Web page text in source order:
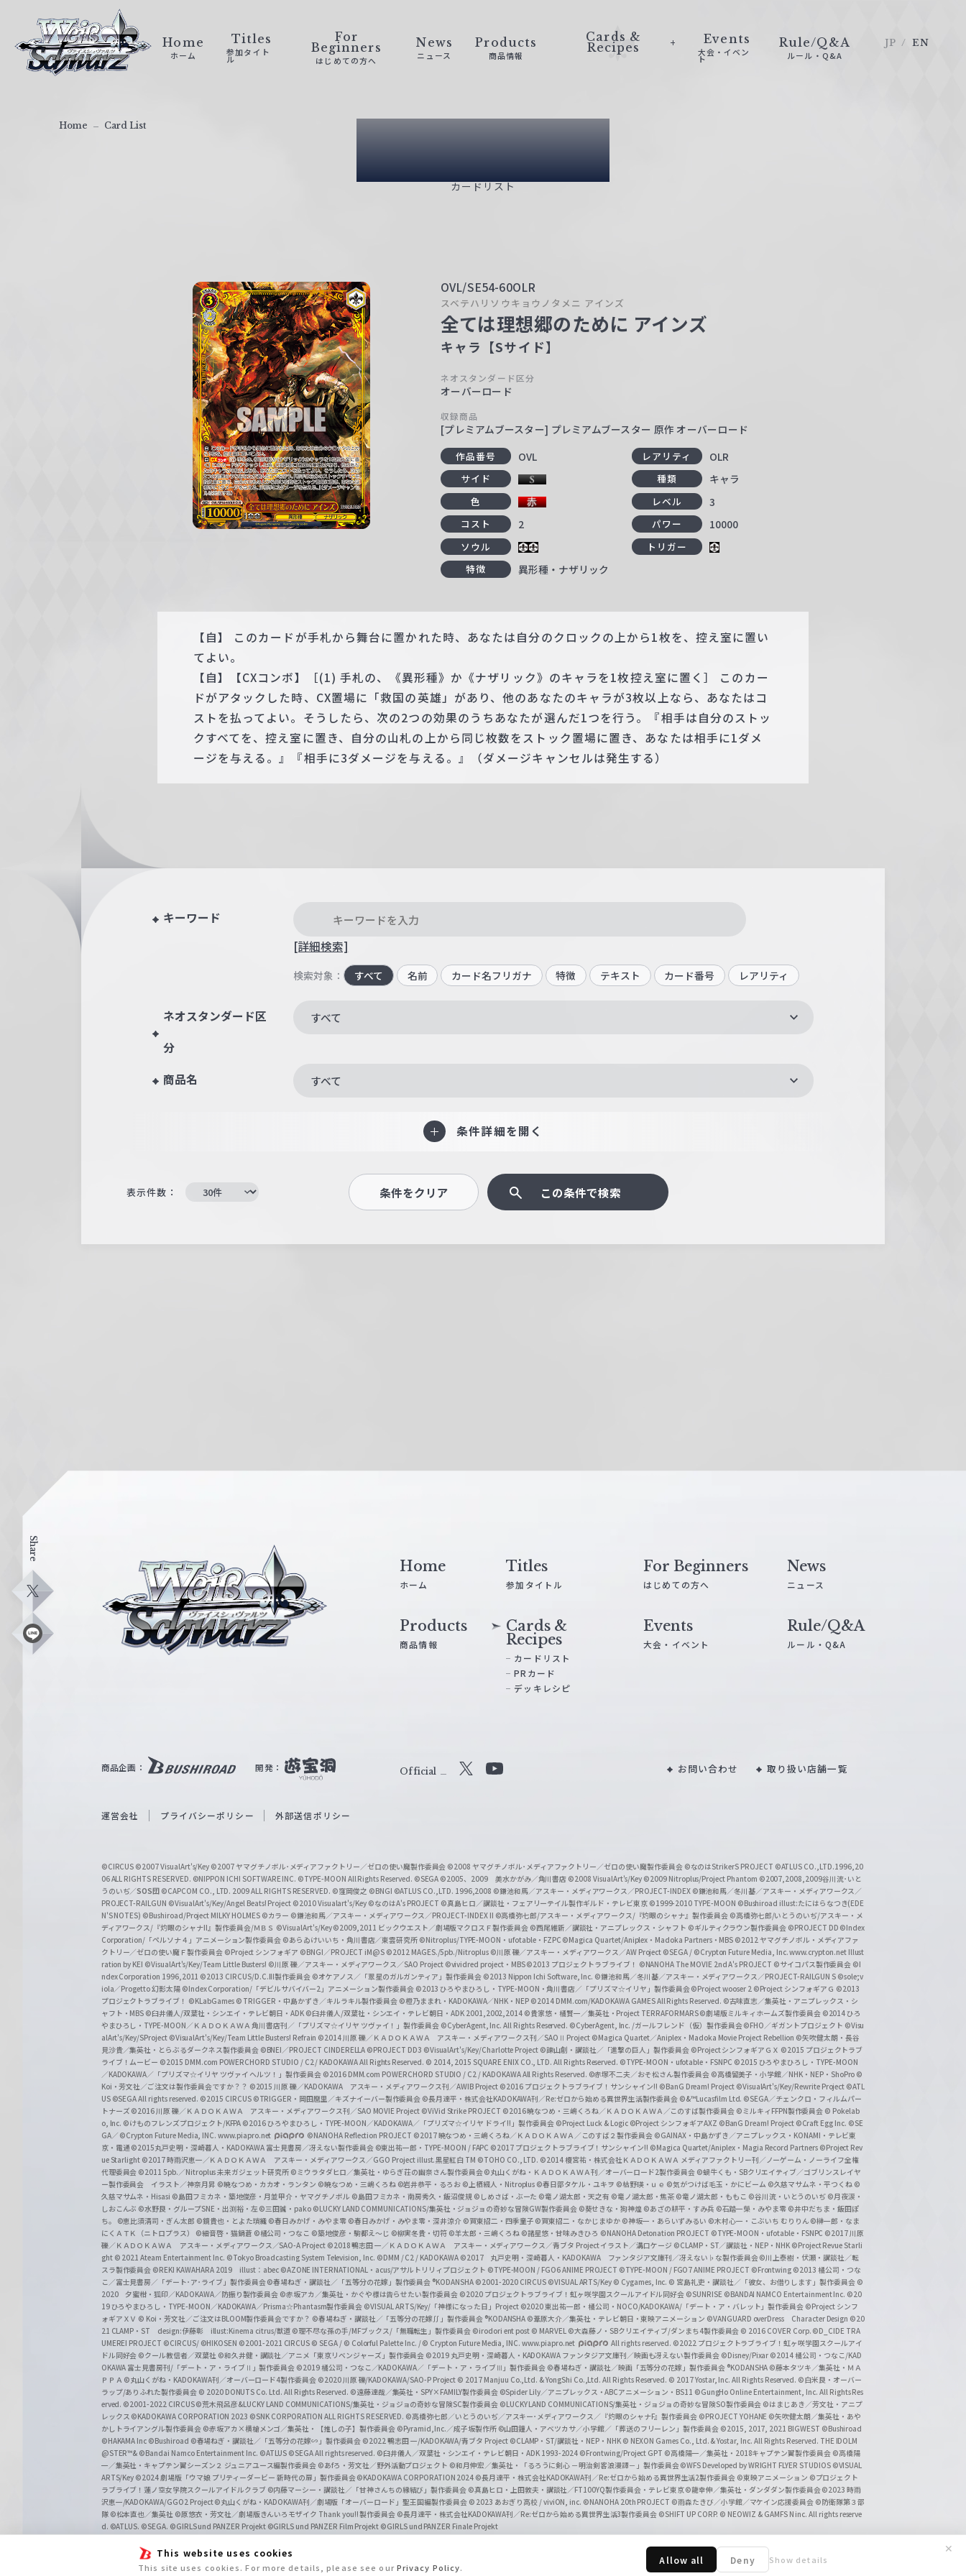
This website uses cookies
This site uses cookies. For more details, please see ourPrivacy Policy.
Allow all Deny Show details
✕
ァ
Home
ホーム
Titles
参加タイト
ル
For
Beginners
はじめての方へ
News
ニュース
Products
商品情報
Cards &
Recipes
Events
大会・イベン
ト
Rule/Q&A
ルール・Q&A
JP EN
Card List
カードリスト
Home Card List
OVL/SE54-60OLR
スベテハリソウキョウノタメニ アインズ
全ては理想郷のために アインズ
キャラ【Sサイド】
ネオスタンダード区分
オーバーロード
収録商品
[プレミアムブースター] プレミアムブースター 原作 オーバーロード
作品番号 OVL レアリティ OLR
サイド 種類 キャラ
色 レベル 3
コスト 2 パワー 10000
ソウル
トリガー
特徴
異形種・ナザリック
【自】 このカードが手札から舞台に置かれた時、あなたは自分のクロックの上から1枚を、控え室に置い
てよい。
【自】【CXコンボ】［(1) 手札の、《異形種》か《ナザリック》のキャラを1枚控え室に置く］ このカー
ドがアタックした時、CX置場に「救国の英雄」があり、他のあなたのキャラが3枚以上なら、あなたはコ
ストを払ってよい。そうしたら、次の2つの効果のうちあなたが選んだ1つを行う。『相手は自分のストッ
クすべてを、控え室に置き、自分の山札の上から同じ枚数をストック置場に置き、あなたは相手に1ダメ
ージを与える。』『相手に3ダメージを与える。』（ダメージキャンセルは発生する）
キーワード
[詳細検索]
検索対象： すべて 名前 カード名フリガナ 特徴 テキスト カード番号 レアリティ
ネオスタンダード区
分
すべて
商品名 すべて
条件詳細を開く
表示件数： 条件をクリア この条件で検索
Share
X
L
ス
W
i
c
h
w
a
r
z
Home
ホーム
Titles
参加タイトル
For Beginners
はじめての方へ
News
ニュース
Products
商品情報
Cards &
Recipes
カードリスト
PRカード
デッキレシピ
Events
大会・イベント
Rule/Q&A
ルール・Q&A
商品企画： 開発： Official
b
e
O
f
f
i
c
i
a
l
C
h
a
n
n
e
l
お問い合わせ 取り扱い店舗一覧
運営会社 プライバシーポリシー 外部送信ポリシー
©CIRCUS ©2007 VisualArt's/Key ©2007 ヤマグチノボル･メディアファクトリー／ゼロの使い魔製作委員会 ©2008 ヤマグチノボル･メディアファクトリー／ゼロの使い魔製作委員会 ©なのはStrikerS PROJECT ©ATLUS CO.,LTD.1996,20
06 ALL RIGHTS RESERVED. ©NIPPON ICHI SOFTWARE INC. ©TYPE-MOON All Rights Reserved. ©SEGA ©2005、2009 美水かがみ／角川書店 ©2008 VisualArt's/Key ©2009 Nitroplus/Project Phantom ©2007,2008,2009谷川流･いと
うのいぢ／SOS団 ©CAPCOM CO., LTD. 2009 ALL RIGHTS RESERVED. ©窪岡俊之 ©BNGI ©ATLUS CO.,LTD. 1996,2008 ©鎌池和馬／アスキー・メディアワークス／PROJECT-INDEX ©鎌池和馬／冬川基／アスキー・メディアワークス／
PROJECT-RAILGUN ©VisualArt's/Key/Angel Beats! Project ©2010 Visualart's/Key ©なのはA's PROJECT ©真島ヒロ／講談社・フェアリーテイル製作ギルド・テレビ東京 ©1999-2010 TYPE-MOON ©Bushiroad illust:たにはらなつき(EDE
N'S NOTES) ©Bushiroad/Project MILKY HOLMES ©カラー ©鎌池和馬／アスキー・メディアワークス／PROJECT-INDEX II ©高橋弥七郎/アスキー・メディアワークス/『灼眼のシャナ』製作委員会 ©高橋弥七郎/いとうのいぢ/アスキー・メ
ディアワークス/『灼眼のシャナII』製作委員会/ＭＢＳ ©VisualArt's/Key©2009,2011 ビックウエスト／劇場版マクロスＦ製作委員会 ©西尾維新／講談社・アニプレックス・シャフト ©ギルティクラウン製作委員会 ©PROJECT DD ©Index
Corporation/「ペルソナ４」アニメーション製作委員会 ©あらゐけいいち・角川書店／東雲研究所 ©Nitroplus/TYPE-MOON・ufotable・FZPC ©Magica Quartet/Aniplex・Madoka Partners・MBS ©2012 ヤマグチノボル・メディアファ
クトリー／ゼロの使い魔Ｆ製作委員会 ©Project シンフォギア ©BNGI／PROJECT iM@S ©2012 MAGES./5pb./Nitroplus ©川原 礫／アスキー・メディアワークス／AW Project ©SEGA / ©Crypton Future Media, Inc. www.crypton.net Illust
ration by KEI ©VisualArt's/Key/Team Little Busters! ©川原 礫／アスキー・メディアワークス／SAO Project ©vividred project・MBS ©2013 プロジェクトラブライブ！ ©NANOHA The MOVIE 2nd A's PROJECT ©サイコパス製作委員会 ©I
ndex Corporation 1996,2011 ©2013 CIRCUS/D.C.III製作委員会 ©オケアノス／「翠星のガルガンティア」製作委員会 ©2013 Nippon Ichi Software, Inc. ©鎌池和馬／冬川基／アスキー・メディアワークス／PROJECT-RAILGUN S ©sole;v
iola／Progetto 幻影太陽 ©Index Corporation/「デビルサバイバー2」アニメーション製作委員会 ©2013 ひろやまひろし・TYPE-MOON・角川書店／「プリズマ☆イリヤ」製作委員会©Project wooser 2 ©Project シンフォギアＧ ©2013
プロジェクトラブライブ！ ©KLabGames © TRIGGER・中島かずき／キルラキル製作委員会 ©橙乃ままれ・KADOKAWA／NHK・NEP ©2014 DMM.com/KADOKAWA GAMES All Rights Reserved. ©古味直志／集英社・アニプレックス・シ
ャフト・MBS ©臼井儀人/双葉社・シンエイ・テレビ朝日・ADK ©臼井儀人/双葉社・シンエイ・テレビ朝日・ADK 2001,2002,2014 ©貴家悠・橘賢一／集英社・Project TERRAFORMARS©劇場版ミルキィホームズ製作委員会 ©2014 ひろ
やまひろし・TYPE-MOON／ＫＡＤＯＫＡＷＡ 角川書店刊／「プリズマ☆イリヤ ツヴァイ！」製作委員会 ©CyberAgent, Inc. All Rights Reserved. ©CyberAgent, Inc. /ガールフレンド（仮）製作委員会©FHO／ギガントプロジェクト ©Visu
alArt's/Key/SProject ©VisualArt's/Key/Team Little Busters! Refrain ©2014 川原 礫／ＫＡＤＯＫＡＷＡ アスキー・メディアワークス刊／SAOⅡ Project ©Magica Quartet／Aniplex・Madoka Movie Project Rebellion ©矢吹健太朗・長谷
見沙貴／集英社・とらぶるダークネス製作委員会 ©BNEI／PROJECT CINDERELLA ©PROJECT DD3 ©VisualArt's/Key/Charlotte Project ©諫山創・講談社／「進撃の巨人」製作委員会 ©Project シンフォギアＧＸ ©2015 プロジェクトラブ
ライブ！ムービー ©2015 DMM.com POWERCHORD STUDIO / C2 / KADOKAWA All Rights Reserved. © 2014, 2015 SQUARE ENIX CO., LTD. All Rights Reserved. ©TYPE-MOON・ufotable・FSNPC ©2015 ひろやまひろし・TYPE-MOON
／KADOKAWA／「プリズマ☆イリヤ ツヴァイ ヘルツ！」製作委員会 ©2016 DMM.com POWERCHORD STUDIO / C2 / KADOKAWA All Rights Reserved. ©赤塚不二夫／おそ松さん製作委員会 ©高橋留美子・小学館／NHK・NEP・ShoPro ©
Koi・芳文社／ご注文は製作委員会ですか？？ ©2015 川原 礫／KADOKAWA アスキー・メディアワークス刊／AWIB Project ©2016 プロジェクトラブライブ！サンシャイン!! ©BanG Dream! Project ©VisualArt's/Key/Rewrite Project ©ATL
US ©SEGA All rights reserved. ©2015 CIRCUS ©TRIGGER・岡田麿里／キズナイーバー製作委員会 ©長月達平・株式会社KADOKAWA刊／Re:ゼロから始める異世界生活製作委員会 ©&™Lucasfilm Ltd. ©SEGA／チェンクロ・フィルムパー
トナーズ©2016 川原 礫／ＫＡＤＯＫＡＷＡ アスキー・メディアワークス刊／SAO MOVIE Project ©ViVid Strike PROJECT ©2016 暁なつめ・三嶋くろね／ＫＡＤＯＫＡＷＡ／このすば製作委員会 ©ミルキィFFPN製作委員会 © Pokelab
o, Inc. ©けものフレンズプロジェクト/KFPA ©2016 ひろやまひろし・TYPE-MOON／KADOKAWA／「プリズマ☆イリヤ ドライ!!」製作委員会 ©Project Luck & Logic ©Project シンフォギアAXZ ©BanG Dream! Project ©Craft Egg Inc. ©SE
GA／ ©Crypton Future Media, INC. www.piapro.net
©NANOHA Reflection PROJECT ©2017 暁なつめ・三嶋くろね／ＫＡＤＯＫＡＷＡ／このすば２製作委員会 ©GAINAX・中島かずき／アニプレックス・KONAMI・テレビ東
京・電通 ©2015丸戸史明・深崎暮人・KADOKAWA 富士見書房／冴えない製作委員会 ©東出祐一郎・TYPE-MOON / FAPC ©2017 プロジェクトラブライブ！サンシャイン!! ©Magica Quartet/Aniplex・Magia Record Partners ©Project Rev
ue Starlight ©2017 時雨沢恵一／ＫＡＤＯＫＡＷＡ アスキー・メディアワークス／GGO Project illust.黒星紅白 TM ©TOHO CO., LTD. ©2014 榎宮祐・株式会社ＫＡＤＯＫＡＷＡ メディアファクトリー刊／ノーゲーム・ノーライフ全権
代理委員会 ©2011 5pb.／Nitroplus 未来ガジェット研究所 ©ミウラタダヒロ／集英社・ゆらぎ荘の幽奈さん製作委員会©丸山くがね・ＫＡＤＯＫＡＷＡ刊／オーバーロード2製作委員会 ©蝸牛くも・SBクリエイティブ／ゴブリンスレイヤ
ー製作委員会 イラスト／神奈月昇 ©暁なつめ・カカオ・ランタン ©暁なつめ・三嶋くろね ©岩井恭平・るろお ©上栖綴人・Nitroplus ©春日部タケル・ユキヲ ©枯野瑛・ｕｅ ©気がつけば毛玉・かにビーム ©久慈マサムネ・平つくね ©
久慈マサムネ・Hisasi ©島田フミカネ・築地俊彦・月並甲介・ヤマグチノボル ©島田フミカネ・南房秀久・飯沼俊規 ©しめさば・ぶーた ©竜ノ湖太郎・天之有 ©竜ノ湖太郎・焦茶 ©竜ノ湖太郎・ももこ ©谷川流・いとうのいぢ ©月夜涙・
しおこんぶ ©水野良・グループSNE・出渕裕・左 ©三田誠・pako ©LUCKY LAND COMMUNICATIONS/集英社・ジョジョの奇妙な冒険GW製作委員会 ©葵せきな・狗神煌 ©あざの耕平・すみ兵 ©石踏一榮・みやま零 ©井中だちま・飯田ぽ
ち。
©恵比須清司・ぎん太郎 ©鏡貴也・とよた瑣織 ©春日みかげ・みやま零 ©春日みかげ・みやま零・深井涼介 ©賀東招二・四季童子 ©賀東招二・なかじまゆか ©神坂一・あらいずみるい ©木村心一・こぶいち むりりん ©榊一郎・なま
にくＡＴＫ（ニトロプラス） ©細音啓・猫鍋蒼 ©橘公司・つなこ ©築地俊彦・駒都え～じ ©柳実冬貴・切符 ©羊太郎・三嶋くろね ©諸星悠・甘味みきひろ ©NANOHA Detonation PROJECT ©TYPE-MOON・ufotable・FSNPC ©2017 川原
礫／ＫＡＤＯＫＡＷＡ アスキー・メディアワークス／SAO-A Project ©2018 鴨志田 一／ＫＡＤＯＫＡＷＡ アスキー・メディアワークス／青ブタ Project イラスト／溝口ケージ ©CLAMP・ST／講談社・NEP・NHK ©Project Revue Starli
ght © 2021 Ateam Entertainment Inc. ©Tokyo Broadcasting System Television, Inc. ©DMM / C2 / KADOKAWA ©2017 丸戸史明・深崎暮人・KADOKAWA ファンタジア文庫刊／冴えない♭な製作委員会©川上泰樹・伏瀬・講談社／転
スラ製作委員会 ©REKI KAWAHARA 2019 illust：abec ©AZONE INTERNATIONAL・acus/アサルトリリィプロジェクト ©TYPE-MOON / FGO6 ANIME PROJECT ©TYPE-MOON / FGO7 ANIME PROJECT ©Frontwing ©2013 橘公司・つな
こ／富士見書房／「デート･ア･ライブ」製作委員会©春場ねぎ・講談社／「五等分の花嫁」製作委員会 ®KODANSHA ©2001-2020 CIRCUS ©VISUAL ARTS/Key © Cygames, Inc. © 宮島礼吏・講談社／「彼女、お借りします」製作委員会 ©
2020 夕蜜柑・狐印／KADOKAWA／防振り製作委員会 ©赤坂アカ／集英社・かぐや様は告らせたい製作委員会 ©2020 プロジェクトラブライブ！虹ヶ咲学園スクールアイドル同好会 ©SUNRISE ©BANDAI NAMCO Entertainment Inc. ©20
19 ひろやまひろし・TYPE-MOON／KADOKAWA／Prisma☆Phantasm製作委員会 ©VISUAL ARTS/Key/「神様になった日」Project ©2020 東出祐一郎・橘公司・NOCO/KADOKAWA/「デート・ア・バレット」製作委員会 ©Project シンフ
ォギアＸＶ © Koi・芳文社／ご注文はBLOOM製作委員会ですか？ ©春場ねぎ・講談社／「五等分の花嫁∬」製作委員会 ®KODANSHA ©葦原大介／集英社・テレビ朝日・東映アニメーション ©VANGUARD overDress Character Design ©20
21 CLAMP・ST design:伊藤彰 illust:Kinema citrus/獣道 ©理不尽な孫の手/MFブックス/「無職転生」製作委員会 ©irodori ent post © MARVEL ©大森藤ノ・SBクリエイティブ/ダンまち4製作委員会 © 2016 COVER Corp. ©D_CIDE TRA
UMEREI PROJECT ©CIRCUS/ ©HIKOSEN ©2001-2021 CIRCUS © SEGA / © Colorful Palette Inc. / © Crypton Future Media, INC. www.piapro.net All rights reserved. ©2022 プロジェクトラブライブ！虹ヶ咲学園スクールアイ
ドル同好会 ©クール教信者／双葉社 ©和久井健・講談社／アニメ「東京リベンジャーズ」製作委員会 ©2019 丸戸史明・深崎暮人・KADOKAWA ファンタジア文庫刊／映画も冴えない製作委員会 ©Disney/Pixar ©2014 橘公司・つなこ/KAD
OKAWA 富士見書房刊/「デート・ア・ライブⅡ」製作委員会 ©2019 橘公司・つなこ／KADOKAWA／「デート・ア・ライブⅢ」製作委員会 ©春場ねぎ・講談社／映画「五等分の花嫁」製作委員会 ®KODANSHA ©藤本タツキ／集英社・ＭＡ
ＰＰＡ ©丸山くがね・KADOKAWA刊／オーバーロード4製作委員会 ©2020 川原 礫/KADOKAWA/SAO-P Project © 2017 Manjuu Co.,Ltd. & YongShi Co.,Ltd. All Rights Reserved. © 2017 Yostar, Inc. All Rights Reserved. ©白米良・オーバー
ラップ/ありふれた製作委員会 © 2020 DONUTS Co. Ltd. All Rights Reserved. ©遠藤達哉／集英社・SPY×FAMILY製作委員会 ©Spider Lily／アニプレックス・ABCアニメーション・BS11 ©GungHo Online Entertainment, Inc. All Rights Res
erved. ©2001-2022 CIRCUS©荒木飛呂彦&LUCKY LAND COMMUNICATIONS/集英社・ジョジョの奇妙な冒険SC製作委員会 ©LUCKY LAND COMMUNICATIONS/集英社・ジョジョの奇妙な冒険SO製作委員会 ©はまじあき／芳文社・アニプ
レックス ©KADOKAWA CORPORATION 2023 ©SNK CORPORATION ALL RIGHTS RESERVED. ©高橋弥七郎／いとうのいぢ／アスキー･メディアワークス／『灼眼のシャナF』製作委員会 ©PROJECT YOHANE ©矢吹健太朗／集英社・あや
かしトライアングル製作委員会 ©赤坂アカ×横槍メンゴ／集英社・【推しの子】製作委員会 ©Pyramid,Inc.／成子坂製作所 ©山田鐘人・アベツカサ／小学館／「葬送のフリーレン」製作委員会 ©2015, 2017, 2021 BIGWEST ©Bushiroad
©HAKAMA Inc ©Bushiroad ©春場ねぎ・講談社／「五等分の花嫁∽」製作委員会 ©2022 鴨志田 一/KADOKAWA/青ブタ Project ©CLAMP・ST/講談社・NEP・NHK © NEXON Games Co., Ltd. & Yostar, Inc. All Rights Reserved. THE IDOLM
@STER™& ©Bandai Namco Entertainment Inc. ©ATLUS ©SEGA All rights reserved. ©臼井儀人／双葉社・シンエイ・テレビ朝日・ADK 1993-2024 ©Frontwing/Project GPT ©高橋陽一／集英社・2018キャプテン翼製作委員会 ©高橋陽
一／集英社・キャプテン翼シーズン２ ジュニアユース編製作委員会 ©あfろ・芳文社／野外活動プロジェクト ©和月伸宏／集英社・「るろうに剣心 －明治剣客浪漫譚－」製作委員会©WFS Developed by WRIGHT FLYER STUDIOS ©VISUAL
ARTS/Key ©2024 劇場版「ウマ娘 プリティーダービー 新時代の扉」製作委員会©KADOKAWA CORPORATION 2024 ©長月達平・株式会社KADOKAWA刊／Re:ゼロから始める異世界生活2製作委員会 ©東映アニメーション ©プロジェクト
ラブライブ！蓮ノ空女学院スクールアイドルクラブ ©内藤マーシー・講談社／「甘神さんちの縁結び」製作委員会 ©真島ヒロ・上田敦夫・講談社／FT100YQ製作委員会・テレビ東京©龍幸伸／集英社・ダンダダン製作委員会©2023 時雨
沢恵一/KADOKAWA/GGO2 Project©丸山くがね・KADOKAWA刊／劇場版「オーバーロード」聖王国編製作委員会 © 2023 あおぎり高校 / viviON, inc. ©NANOHA 20th PROJECT ©雨森たきび／小学館／マケイン応援委員会 ©防衛隊第３部
隊 ©松本直也／集英社 ©原悠衣・芳文社／劇場版きんいろモザイク Thank you!! 製作委員会 ©長月達平・株式会社KADOKAWA刊／Re:ゼロから始める異世界生活3製作委員会 ©SHIFT UP CORP. © NEOWIZ & GAMFS N inc. All rights reserve
d. ©ATLUS. ©SEGA. ©GIRLS und PANZER Projekt ©GIRLS und PANZER Film Projekt ©GIRLS und PANZER Finale Projekt